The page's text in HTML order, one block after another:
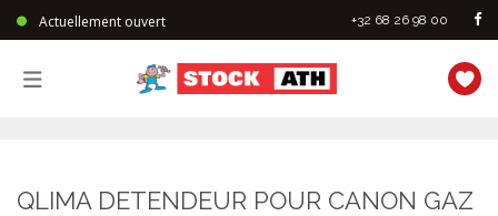
Actuellement ouvert +32 68 26 98 00
QLIMA DETENDEUR POUR CANON GAZ